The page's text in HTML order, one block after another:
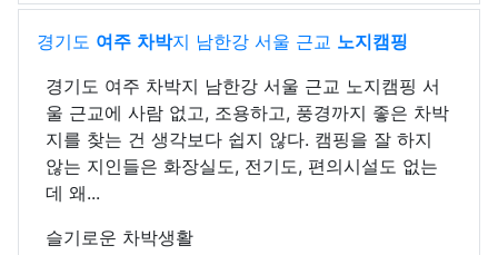
경기도 여주 차박지 남한강 서울 근교 노지캠핑
경기도 여주 차박지 남한강 서울 근교 노지캠핑 서
울 근교에 사람 없고, 조용하고, 풍경까지 좋은 차박
지를 찾는 건 생각보다 쉽지 않다. 캠핑을 잘 하지
않는 지인들은 화장실도, 전기도, 편의시설도 없는
데 왜...
슬기로운 차박생활